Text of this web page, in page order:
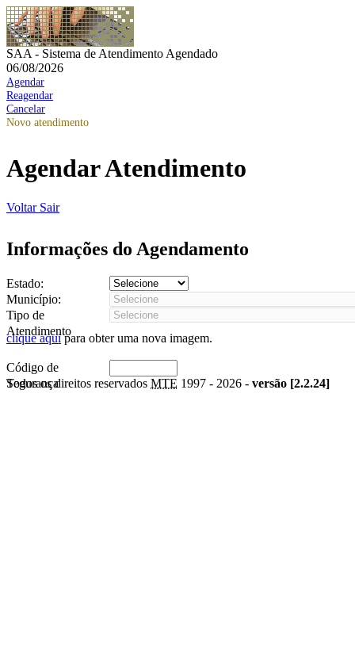
SAA - Sistema de Atendimento Agendado
06/08/2026
Agendar
Reagendar
Cancelar
Novo atendimento
Agendar Atendimento
Voltar Sair
Informações do Agendamento
Estado:
Município:
Tipo de
Atendimento
clique aquipara obter uma nova imagem.
Código de
Segurança
Todos os direitos reservados MTE 1997 - 2026 - versão [2.2.24]